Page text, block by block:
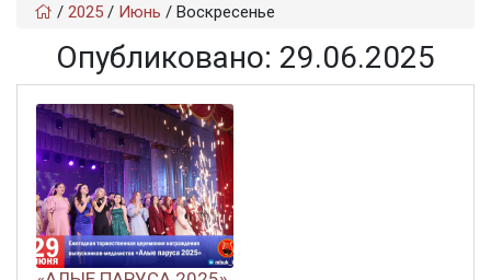
/ 2025 / Июнь / Воскресенье
Опубликовано: 29.06.2025